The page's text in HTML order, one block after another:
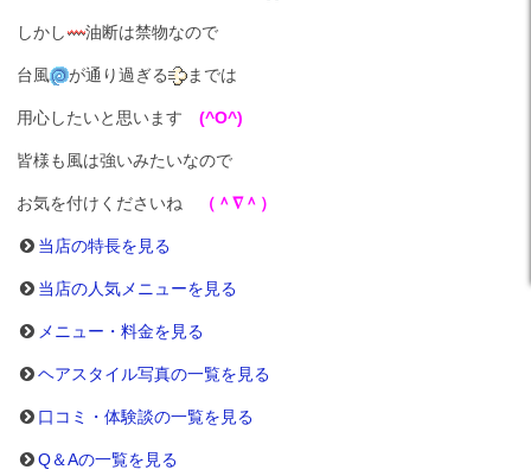
しかし 油断は禁物なので
台風 が通り過ぎる までは
用心したいと思います (^O^)
皆様も風は強いみたいなので
お気を付けくださいね （＾∇＾）
当店の特長を見る
当店の人気メニューを見る
メニュー・料金を見る
ヘアスタイル写真の一覧を見る
口コミ・体験談の一覧を見る
Q＆Aの一覧を見る